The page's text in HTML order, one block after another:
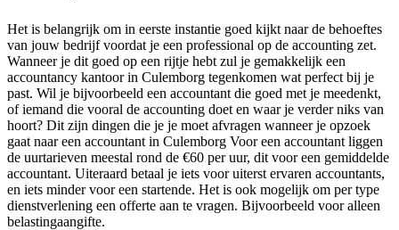
Het is belangrijk om in eerste instantie goed kijkt naar de behoeftes
van jouw bedrijf voordat je een professional op de accounting zet.
Wanneer je dit goed op een rijtje hebt zul je gemakkelijk een
accountancy kantoor in Culemborg tegenkomen wat perfect bij je
past. Wil je bijvoorbeeld een accountant die goed met je meedenkt,
of iemand die vooral de accounting doet en waar je verder niks van
hoort? Dit zijn dingen die je je moet afvragen wanneer je opzoek
gaat naar een accountant in Culemborg Voor een accountant liggen
de uurtarieven meestal rond de €60 per uur, dit voor een gemiddelde
accountant. Uiteraard betaal je iets voor uiterst ervaren accountants,
en iets minder voor een startende. Het is ook mogelijk om per type
dienstverlening een offerte aan te vragen. Bijvoorbeeld voor alleen
belastingaangifte.